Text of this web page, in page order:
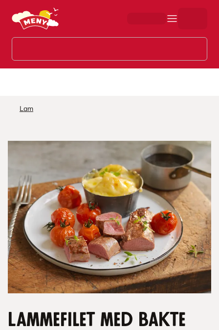
Hopp til hovedinnhold
Lam
Lammefilet med bakte